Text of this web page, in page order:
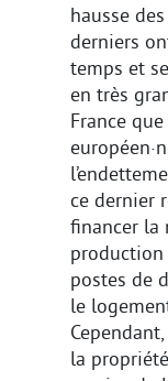
hausse
derniers
temps et
en très
France
ce dernier
financer la
postes de
le
la